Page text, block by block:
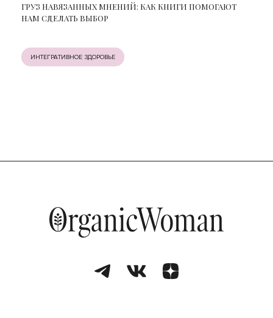
ГРУЗ НАВЯЗАННЫХ МНЕНИЙ: КАК КНИГИ ПОМОГАЮТ
НАМ СДЕЛАТЬ ВЫБОР
ИНТЕГРАТИВНОЕ ЗДОРОВЬЕ